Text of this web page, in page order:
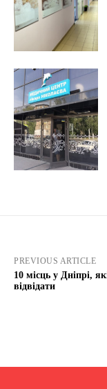
PREVIOUS ARTICLE
10 місць у Дніпрі,
відвідати